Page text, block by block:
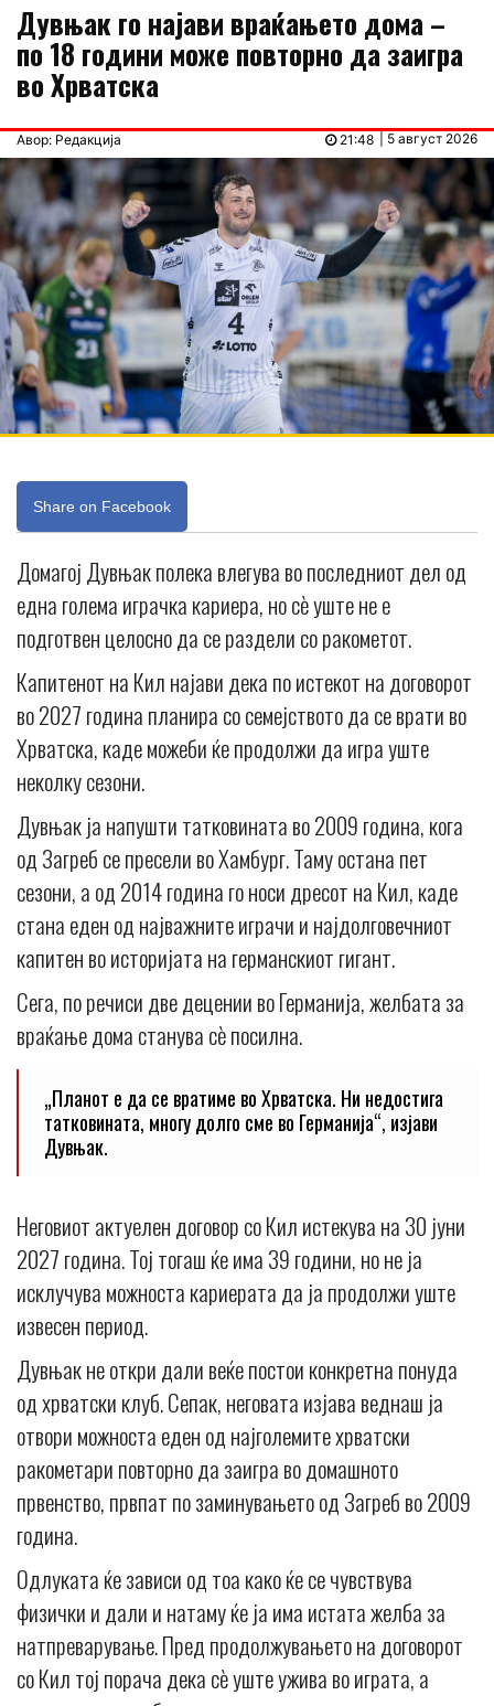
Дувњак го најави враќањето дома –
по 18 години може повторно да заигра
во Хрватска
Авор: Редакција | 5 август 2026
21:48
Share on Facebook
Домагој Дувњак полека влегува во последниот дел од
една голема играчка кариера, но сè уште не е
подготвен целосно да се раздели со ракометот.
Капитенот на Кил најави дека по истекот на договорот
во 2027 година планира со семејството да се врати во
Хрватска, каде можеби ќе продолжи да игра уште
неколку сезони.
Дувњак ја напушти татковината во 2009 година, кога
од Загреб се пресели во Хамбург. Таму остана пет
сезони, а од 2014 година го носи дресот на Кил, каде
стана еден од најважните играчи и најдолговечниот
капитен во историјата на германскиот гигант.
Сега, по речиси две децении во Германија, желбата за
враќање дома станува сè посилна.
„Планот е да се вратиме во Хрватска. Ни недостига
татковината, многу долго сме во Германија“, изјави
Дувњак.
Неговиот актуелен договор со Кил истекува на 30 јуни
2027 година. Тој тогаш ќе има 39 години, но не ја
исклучува можноста кариерата да ја продолжи уште
извесен период.
Дувњак не откри дали веќе постои конкретна понуда
од хрватски клуб. Сепак, неговата изјава веднаш ја
отвори можноста еден од најголемите хрватски
ракометари повторно да заигра во домашното
првенство, првпат по заминувањето од Загреб во 2009
година.
Одлуката ќе зависи од тоа како ќе се чувствува
физички и дали и натаму ќе ја има истата желба за
натпреварување. Пред продолжувањето на договорот
со Кил тој порача дека сè уште ужива во играта, а